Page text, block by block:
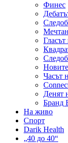
Финес
Гласът
Часът
Денят
Бранд
На живо
Спорт
Darik Health
„40 до 40“